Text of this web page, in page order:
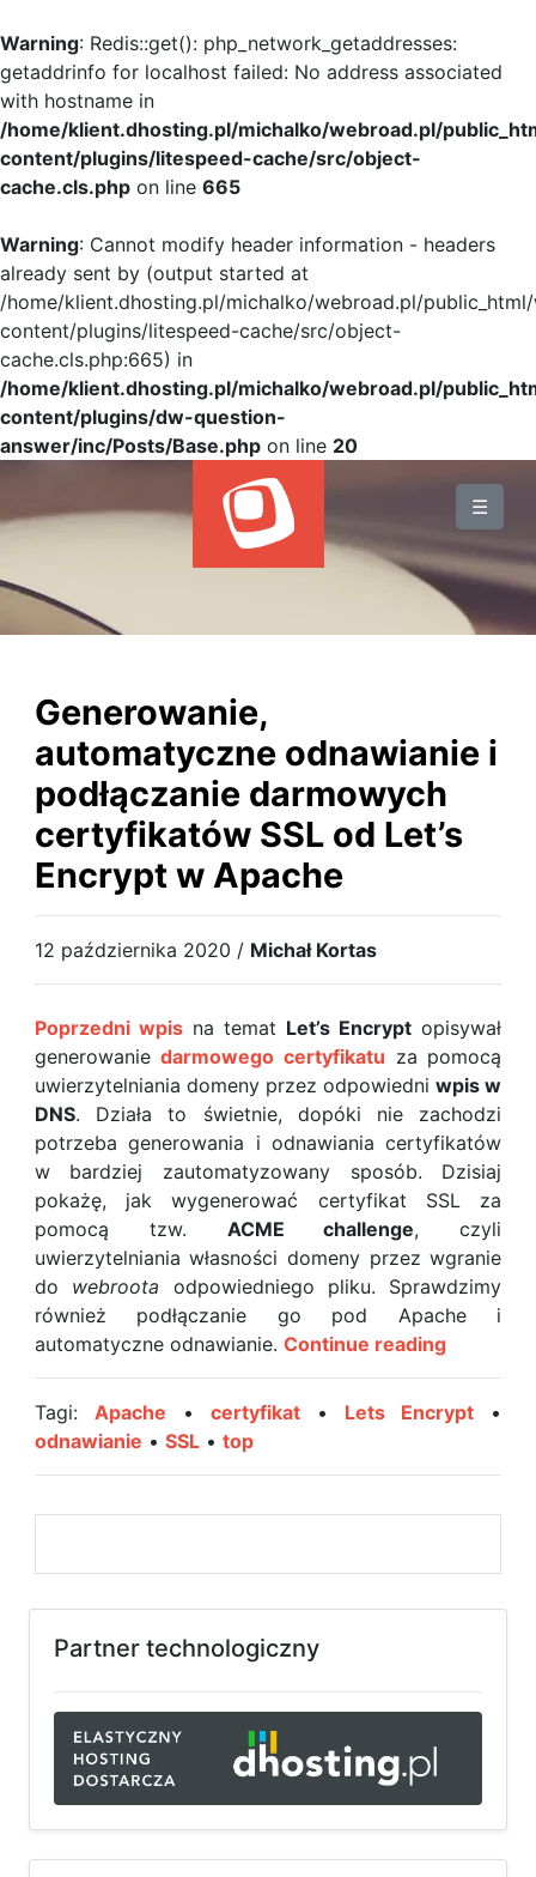
Warning: Redis::get(): php_network_getaddresses:
getaddrinfo for localhost failed: No address associated
with hostname in
/home/klient.dhosting.pl/michalko/webroad.pl/
content/plugins/litespeed-cache/src/object-
cache.cls.php on line 665
Warning: Cannot modify header information - headers
already sent by (output started at
/home/klient.dhosting.pl/michalko/webroad.pl/
content/plugins/litespeed-cache/src/object-
cache.cls.php:665) in
/home/klient.dhosting.pl/michalko/webroad.pl/
content/plugins/dw-question-
answer/inc/Posts/Base.php on line 20
☰
BLOG
WYDARZENIA
HOSTING
Generowanie,
automatyczne odnawianie i
podłączanie darmowych
certyfikatów SSL od Let’s
Encrypt w Apache
12 października 2020 / Michał Kortas
Poprzedni wpisna temat Let’s Encrypt opisywał
generowaniedarmowego certyfikatu za pomocą
uwierzytelniania domeny przez odpowiedniwpis w
DNS. Działa to świetnie, dopóki nie zachodzi
potrzeba generowania i odnawiania certyfikatów
w bardziej zautomatyzowany sposób. Dzisiaj
pokażę, jak wygenerować certyfikat SSL za
pomocą tzw. ACME challenge, czyli
uwierzytelniania własności domeny przez wgranie
do webroota odpowiedniego pliku. Sprawdzimy
również podłączanie go pod Apache i
automatyczne odnawianie. Continue reading
i
od
Apache
Tagi: Apache • certyfikat• Lets Encrypt •
odnawianie • SSL• top
Partner technologiczny